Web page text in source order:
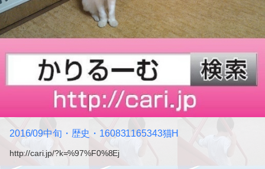
2016/09中旬・歴史・160831165343猫H
http://cari.jp/?k=%97%F0%8Ej